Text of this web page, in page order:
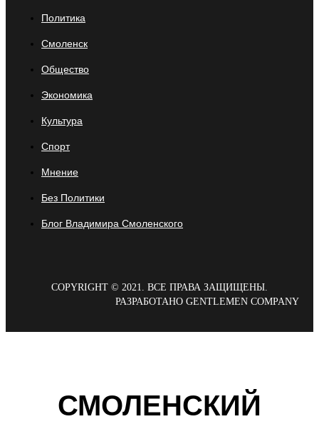
Политика
Смоленск
Общество
Экономика
Культура
Спорт
Мнение
Без Политики
Блог Владимира Смоленского
COPYRIGHT © 2021. ВСЕ ПРАВА ЗАЩИЩЕНЫ.
РАЗРАБОТАНО GENTLEMEN COMPANY
СМОЛЕНСКИЙ